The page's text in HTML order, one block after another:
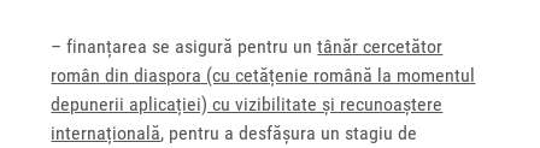
– finanțarea se asigură pentru untânăr cercetător
român din diaspora (cu cetățenie română la momentul
depunerii aplicației) cu vizibilitate și recunoaștere
internațională, pentru a desfășura un stagiu de